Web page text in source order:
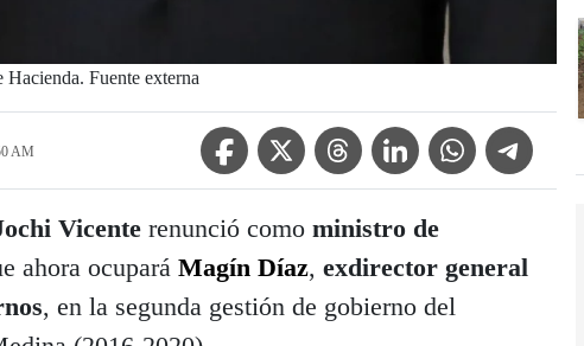
Fuente externa
AM
Facebook IconTwitter IconThreads IconLinkedin IconWhatsApp IconTelegram Icon
Vicente renunció como ministro de
ahora ocupará Magín Díaz, exdirector general
, en la segunda gestión de gobierno del